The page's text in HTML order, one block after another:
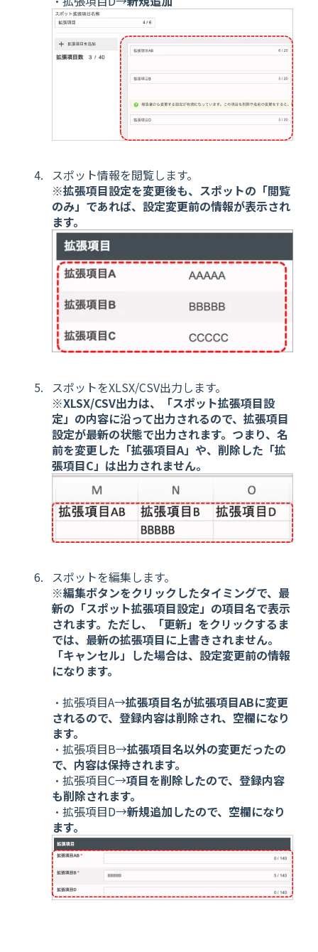
スポット情報を閲覧します。
※拡張項目設定を変更後も、スポットの「閲覧
のみ」であれば、設定変更前の情報が表示され
ます。
スポットをXLSX/CSV出力します。
※XLSX/CSV出力は、「スポット拡張項目設
定」の内容に沿って出力されるので、拡張項目
設定が最新の状態で出力されます。つまり、名
前を変更した「拡張項目A」や、削除した「拡
張項目C」は出力されません。
スポットを編集します。
※編集ボタンをクリックしたタイミングで、最
新の「スポット拡張項目設定」の項目名で表示
されます。ただし、「更新」をクリックするま
では、最新の拡張項目に上書きされません。
「キャンセル」した場合は、設定変更前の情報
になります。
・拡張項目A→拡張項目名が拡張項目ABに変更
されるので、登録内容は削除され、空欄になり
ます。
・拡張項目B→拡張項目名以外の変更だったの
で、内容は保持されます。
・拡張項目C→項目を削除したので、登録内容
も削除されます。
・拡張項目D→新規追加したので、空欄になり
ます。